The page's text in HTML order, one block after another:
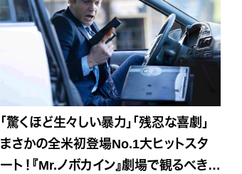
「驚くほど生々しい暴力」「残忍な喜劇」
まさかの全米初登場No.1大ヒットスタ
ート！『Mr.ノボカイン』劇場で観るべき理